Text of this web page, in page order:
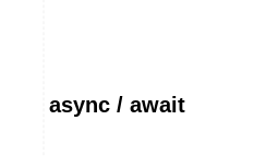
async / await